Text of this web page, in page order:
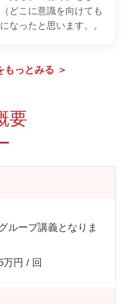
どこに意識を向けても
なったと思います。。
もっとみる ＞
要
ループ講義となりま
円 / 回